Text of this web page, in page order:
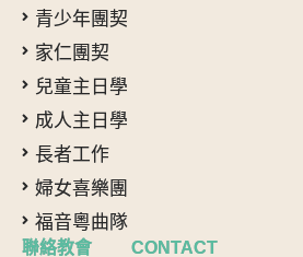
青少年團契
家仁團契
兒童主日學
成人主日學
長者工作
婦女喜樂團
福音粵曲隊
聯絡教會 CONTACT